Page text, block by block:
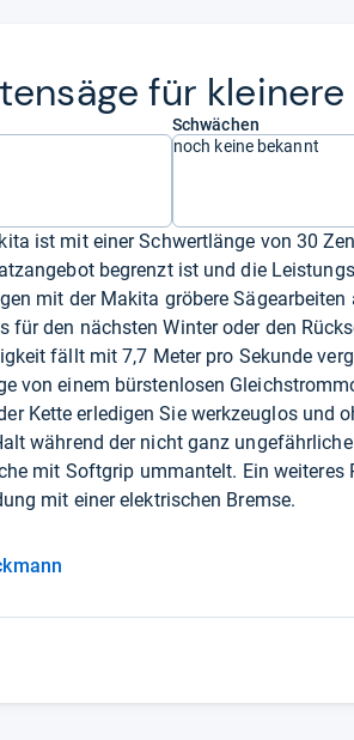
für
Schwächen
noch keine bekannt
ist mit einer Schwertlänge von 30
begrenzt ist und die
mit der Makita gröbere
für den nächsten Winter oder den
fällt mit 7,7 Meter pro Sekunde
von einem bürstenlosen
Kette erledigen Sie werkzeuglos und
während der nicht ganz
mit Softgrip ummantelt. Ein weiteres
mit einer elektrischen Bremse.